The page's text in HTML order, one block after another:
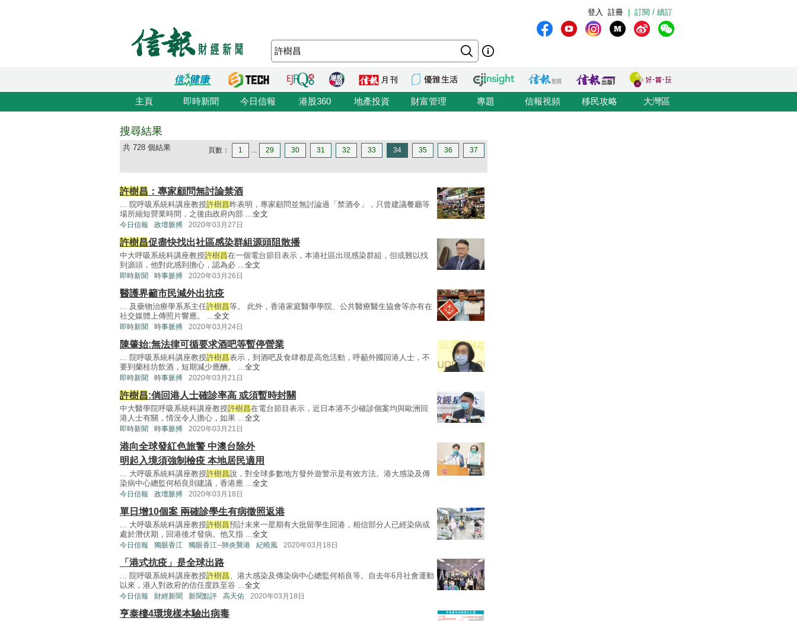
訂閱 / 續訂
註冊
登入
主頁 即時新聞 今日信報 港股360 地產投資 財富管理 專題 信報視頻 移民攻略 大灣區
搜尋結果
共 728 個結果 頁數： 1 ... 29 30 31 32 33 34 35 36 37
許樹昌 ：專家顧問無討論禁酒
... 院呼吸系統科講座教授許樹昌昨表明，專家顧問並無討論過「禁酒令」，只曾建議餐廳等
場所縮短營業時間，之後由政府內部 ...全文
今日信報 政壇脈搏 2020年03月27日
許樹昌促盡快找出社區感染群組源頭阻散播
中大呼吸系統科講座教授許樹昌在一個電台節目表示，本港社區出現感染群組，但或難以找
到源頭，他對此感到擔心，認為必 ...全文
即時新聞 時事脈搏 2020年03月26日
醫護界籲市民減外出抗疫
... 及藥物治療學系系主任許樹昌等。 此外，香港家庭醫學學院、公共醫療醫生協會等亦有在
社交媒體上傳照片響應。 ...全文
即時新聞 時事脈搏 2020年03月24日
陳肇始:無法律可循要求酒吧等暫停營業
... 院呼吸系統科講座教授許樹昌表示，到酒吧及食肆都是高危活動，呼籲外國回港人士，不
要到蘭桂坊飲酒，短期減少應酬。 ...全文
即時新聞 時事脈搏 2020年03月21日
許樹昌:倘回港人士確診率高 或須暫時封關
中大醫學院呼吸系統科講座教授許樹昌在電台節目表示，近日本港不少確診個案均與歐洲回
港人士有關，情況令人擔心，如果 ...全文
即時新聞 時事脈搏 2020年03月21日
港向全球發紅色旅警 中澳台除外
明起入境須強制檢疫 本地居民適用
... 大呼吸系統科講座教授許樹昌說，對全球多數地方發外遊警示是有效方法。港大感染及傳
染病中心總監何栢良則建議，香港應 ...全文
今日信報 政壇脈搏 2020年03月18日
單日增10個案 兩確診學生有病徵照返港
... 大呼吸系統科講座教授許樹昌預計未來一星期有大批留學生回港，相信部分人已經染病或
處於潛伏期，回港後才發病。他又指 ...全文
今日信報 獨眼香江 獨眼香江--肺炎襲港 紀曉風 2020年03月18日
「港式抗疫」是全球出路
... 院呼吸系統科講座教授許樹昌、港大感染及傳染病中心總監何栢良等。自去年6月社會運動
以來，港人對政府的信任度跌至谷 ...全文
今日信報 財經新聞 新聞點評 高天佑 2020年03月18日
亨泰樓4環境樣本驗出病毒